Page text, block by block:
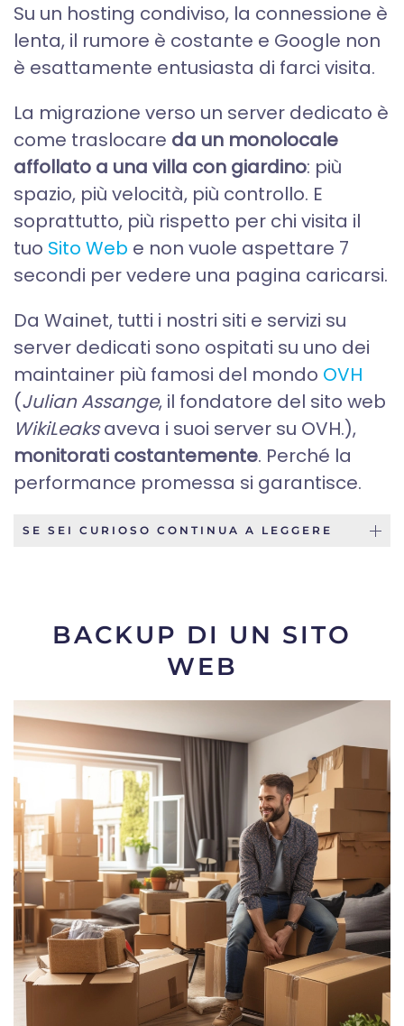
Su un hosting condiviso, la connessione è
lenta, il rumore è costante e Google non
è esattamente entusiasta di farci visita.
La migrazione verso un server dedicato è
come traslocare da un monolocale
affollato a una villa con giardino: più
spazio, più velocità, più controllo. E
soprattutto, più rispetto per chi visita il
tuo Sito Web e non vuole aspettare 7
secondi per vedere una pagina caricarsi.
Da Wainet, tutti i nostri siti e servizi su
server dedicati sono ospitati su uno dei
maintainer più famosi del mondo OVH
(Julian Assange, il fondatore del sito web
WikiLeaksaveva i suoi server su OVH.),
monitorati costantemente. Perché la
performance promessa si garantisce.
SE SEI CURIOSO CONTINUA A LEGGERE
BACKUP DI UN SITO
WEB